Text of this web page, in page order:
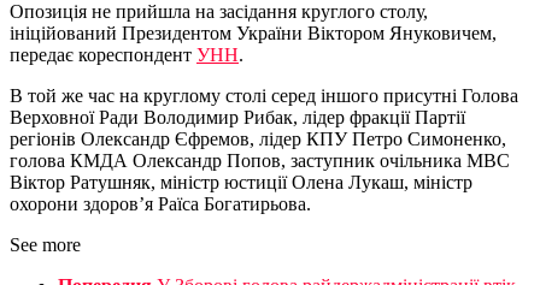
Опозиція не прийшла на засідання круглого столу,
ініційований Президентом України Віктором Януковичем,
передає кореспондент УНН.
В той же час на круглому столі серед іншого присутні Голова
Верховної Ради Володимир Рибак, лідер фракції Партії
регіонів Олександр Єфремов, лідер КПУ Петро Симоненко,
голова КМДА Олександр Попов, заступник очільника МВС
Віктор Ратушняк, міністр юстиції Олена Лукаш, міністр
охорони здоров’я Раїса Богатирьова.
See more